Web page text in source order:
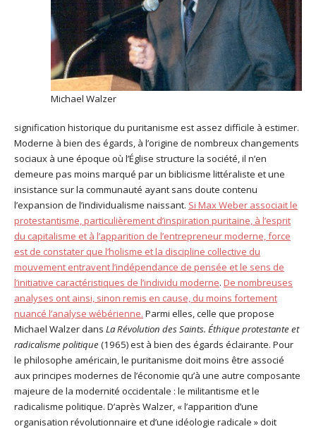
Michael Walzer
signification historique du puritanisme est assez difficile à estimer.
Moderne à bien des égards, à l’origine de nombreux changements
sociaux à une époque où l’Église structure la société, il n’en
demeure pas moins marqué par un biblicisme littéraliste et une
insistance sur la communauté ayant sans doute contenu
l’expansion de l’individualisme naissant. Si Max Weber associait le
protestantisme, particulièrement d’inspiration puritaine, à l’esprit
du capitalisme et à l’apparition de l’entrepreneur moderne, force
est de constater que l’holisme et la discipline collective du
mouvement entravent l’indépendance de pensée et le sens de
l’initiative caractéristiques de l’individu moderne. De nombreuses
analyses ont ainsi, sinon remis en cause, du moins fortement
nuancé l’analyse wébérienne. Parmi elles, celle que propose
Michael Walzer dans La Révolution des Saints. Éthique protestante et
radicalisme politique (1965) est à bien des égards éclairante. Pour
le philosophe américain, le puritanisme doit moins être associé
aux principes modernes de l’économie qu’à une autre composante
majeure de la modernité occidentale : le militantisme et le
radicalisme politique. D’après Walzer, « l’apparition d’une
organisation révolutionnaire et d’une idéologie radicale » doit